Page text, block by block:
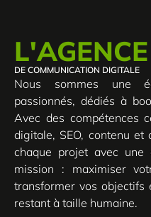
L'AGENCE
DE COMMUNICATION DIGITALE
Nous sommes une
passionnés, dédiés à
Avec des compétences
digitale, SEO, contenu et
chaque projet avec une
mission : maximiser
transformer vos objectifs
restant à taille humaine.